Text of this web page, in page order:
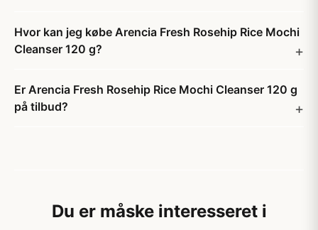
Hvor kan jeg købe Arencia Fresh Rosehip Rice Mochi
Cleanser 120 g?
Er Arencia Fresh Rosehip Rice Mochi Cleanser 120 g
på tilbud?
Du er måske interesseret i